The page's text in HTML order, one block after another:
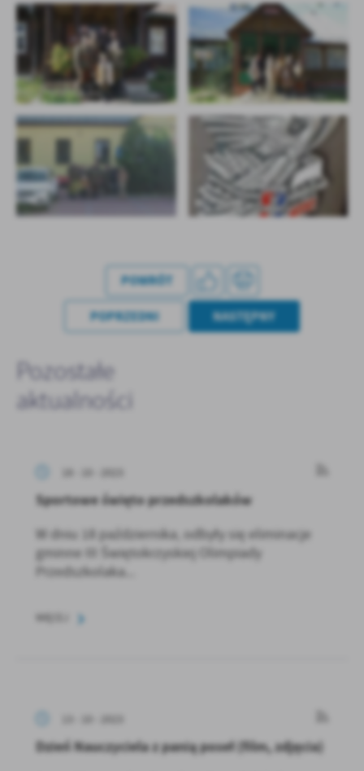
POWRÓT
POPRZEDNI NASTĘPNY
Pozostałe
aktualności
Sportowe święto przedszkolaków
W dniu 18 października, odbyły się eliminacje
gminne III Świętokrzyskiej Olimpiady
Przedszkolaka...
Dzień Nauczyciela z panią poseł (film, zdjęcia)